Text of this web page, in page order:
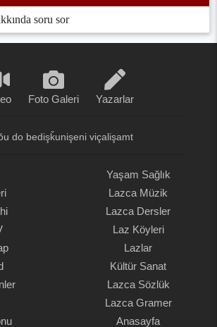
soru sor
Foto Galeri Yazarlar
do bedişǩunişeni viçalişamt
Yaşam Sağlık
Lazca Müzik
Lazca Dersler
Laz Köyleri
Lazlar
Kültür Sanat
Lazca Sözlük
Lazca Gramer
Anasayfa